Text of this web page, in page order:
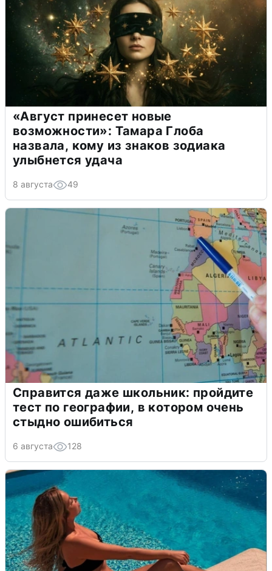
«Август принесет новые
возможности»: Тамара Глоба
назвала, кому из знаков зодиака
улыбнется удача
8 августа 49
Справится даже школьник: пройдите
тест по географии, в котором очень
стыдно ошибиться
6 августа 128